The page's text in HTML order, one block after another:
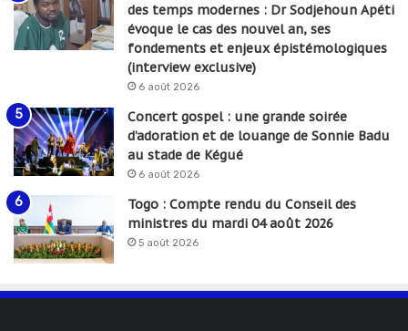
des temps modernes : Dr Sodjehoun Apéti
évoque le cas des nouvel an, ses
fondements et enjeux épistémologiques
(interview exclusive)
6 août 2026
Concert gospel : une grande soirée
d’adoration et de louange de Sonnie Badu
au stade de Kégué
6 août 2026
Togo : Compte rendu du Conseil des
ministres du mardi 04 août 2026
5 août 2026